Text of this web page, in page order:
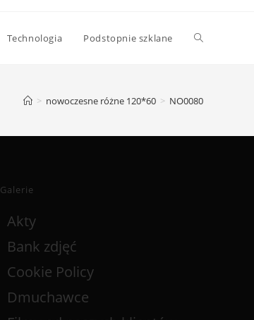
Technologia Podstopnie szklane
> nowoczesne różne 120*60 > NO0080
Galerie
Akty
Bank zdjęć
Cookie Policy
Dmuchawce